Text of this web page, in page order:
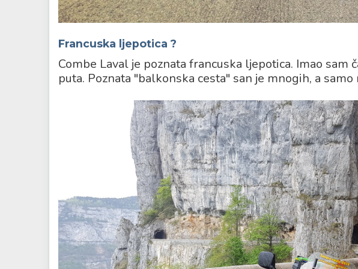
Francuska ljepotica?
Combe Laval je poznata francuska ljepotica. Imao
puta. Poznata "balkonska cesta" san je mnogih, a